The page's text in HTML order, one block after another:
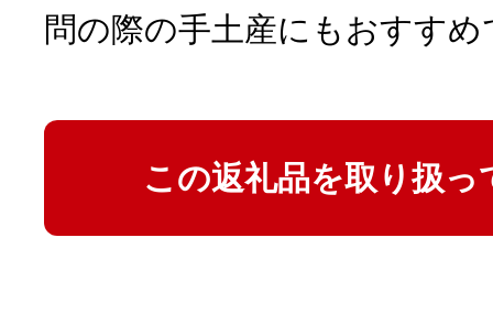
問の際の手土産にもおすすめ
この返礼品を取り扱っ